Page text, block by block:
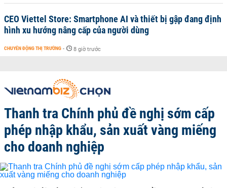
CEO Viettel Store: Smartphone AI và thiết bị gập đang định
hình xu hướng nâng cấp của người dùng
CHUYỂN ĐỘNG THỊ TRƯỜNG - 8 giờ trước
Thanh tra Chính phủ đề nghị sớm cấp
phép nhập khẩu, sản xuất vàng miếng
cho doanh nghiệp